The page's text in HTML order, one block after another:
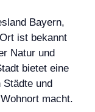
Bayern,
ist bekannt
Natur und
bietet eine
und
macht.